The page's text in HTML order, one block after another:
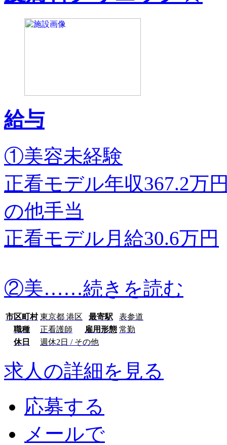
給与
①美容未経験
正看モデル年収367.2万
の他手当
正看モデル月給30.6万円
②美……続きを読む
市区町村 東京都 港区 最寄駅
表参道
職種
正看護師 雇用形態 常勤
休日
週休2日 / その他
求人の詳細を見る
応募する
メールで